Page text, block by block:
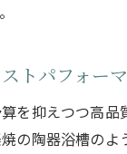
陶器浴槽を
定期的なメ
陶器浴槽の
トパフォー
を抑えつつ高
の陶器浴槽の